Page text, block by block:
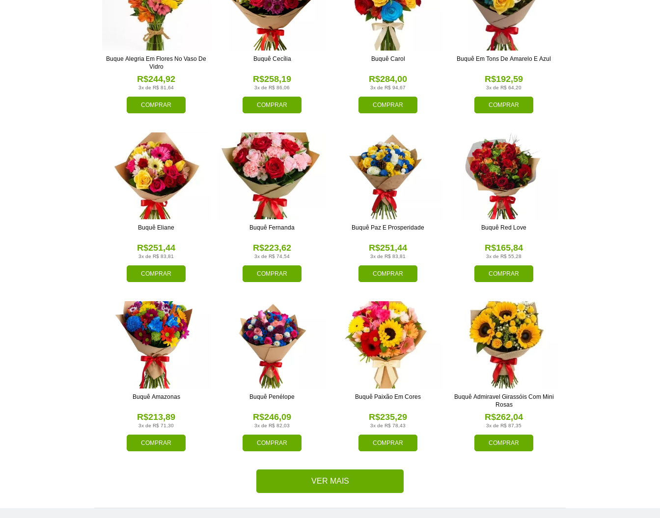
COMPRAR
3x de R$ 81,64
R$244,92
Buque Alegria Em Flores No Vaso De
Vidro
COMPRAR
3x de R$ 86,06
R$258,19
Buquê Cecília
COMPRAR
3x de R$ 94,67
R$284,00
Buquê Carol
COMPRAR
3x de R$ 64,20
R$192,59
Buquê Em Tons De Amarelo E Azul
COMPRAR
3x de R$ 83,81
R$251,44
Buquê Eliane
COMPRAR
3x de R$ 74,54
R$223,62
Buquê Fernanda
COMPRAR
3x de R$ 83,81
R$251,44
Buquê Paz E Prosperidade
COMPRAR
3x de R$ 55,28
R$165,84
Buquê Red Love
COMPRAR
3x de R$ 71,30
R$213,89
Buquê Amazonas
COMPRAR
3x de R$ 82,03
R$246,09
Buquê Penélope
COMPRAR
3x de R$ 78,43
R$235,29
Buquê Paixão Em Cores
COMPRAR
3x de R$ 87,35
R$262,04
Buquê Admiravel Girassóis Com Mini
Rosas
VER MAIS